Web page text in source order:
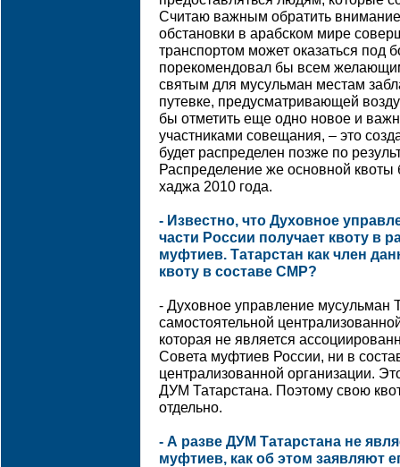
Считаю важным обратить внимание
обстановки в арабском мире
транспортом может оказаться под
порекомендовал бы всем
святым для мусульман местам
путевке, предусматривающей
бы отметить еще одно новое и
участниками совещания, – это
будет распределен позже по
Распределение же основной квоты
хаджа 2010 года.
- Известно, что Духовное
части России получает квоту в
муфтиев. Татарстан как член
квоту в составе СМР?
- Духовное управление мусульман
самостоятельной
которая не является
Совета муфтиев России, ни в
централизованной организации.
ДУМ Татарстана. Поэтому свою
отдельно.
- А разве ДУМ Татарстана не
муфтиев, как об этом заявляют